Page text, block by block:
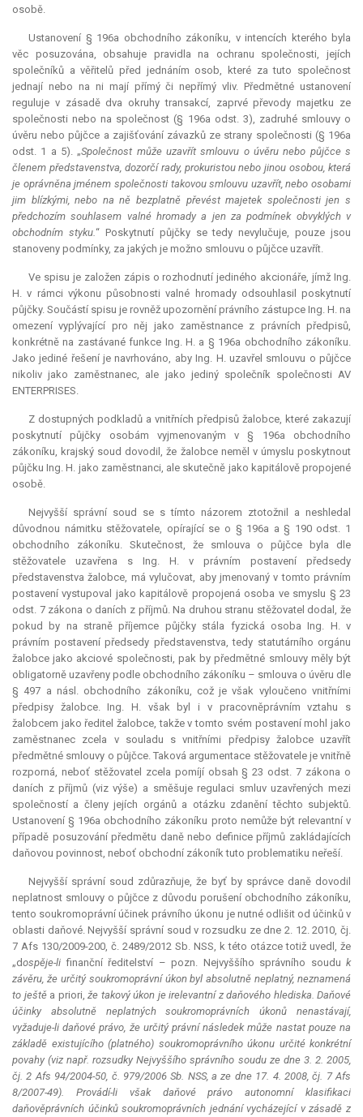
osobě.
Ustanovení § 196a obchodního zákoníku, v intencích kterého byla
věc posuzována, obsahuje pravidla na ochranu společnosti, jejích
společníků a věřitelů před jednáním osob, které za tuto společnost
jednají nebo na ni mají přímý či nepřímý vliv. Předmětné ustanovení
reguluje v zásadě dva okruhy transakcí, zaprvé převody majetku ze
společnosti nebo na společnost (§ 196a odst. 3), zadruhé smlouvy o
úvěru nebo půjčce a zajišťování závazků ze strany společnosti (§ 196a
odst. 1 a 5). „Společnost může uzavřít smlouvu o úvěru nebo půjčce s
členem představenstva, dozorčí rady, prokuristou nebo jinou osobou, která
je oprávněna jménem společnosti takovou smlouvu uzavřít, nebo osobami
jim blízkými, nebo na ně bezplatně převést majetek společnosti jen s
předchozím souhlasem valné hromady a jen za podmínek obvyklých v
obchodním styku.“ Poskytnutí půjčky se tedy nevylučuje, pouze jsou
stanoveny podmínky, za jakých je možno smlouvu o půjčce uzavřít.
Ve spisu je založen zápis o rozhodnutí jediného akcionáře, jímž Ing.
H. v rámci výkonu působnosti valné hromady odsouhlasil poskytnutí
půjčky. Součástí spisu je rovněž upozornění právního zástupce Ing. H. na
omezení vyplývající pro něj jako zaměstnance z právních předpisů,
konkrétně na zastávané funkce Ing. H. a § 196a obchodního zákoníku.
Jako jediné řešení je navrhováno, aby Ing. H. uzavřel smlouvu o půjčce
nikoliv jako zaměstnanec, ale jako jediný společník společnosti AV
ENTERPRISES.
Z dostupných podkladů a vnitřních předpisů žalobce, které zakazují
poskytnutí půjčky osobám vyjmenovaným v § 196a obchodního
zákoníku, krajský soud dovodil, že žalobce neměl v úmyslu poskytnout
půjčku Ing. H. jako zaměstnanci, ale skutečně jako kapitálově propojené
osobě.
Nejvyšší správní soud se s tímto názorem ztotožnil a neshledal
důvodnou námitku stěžovatele, opírající se o § 196a a § 190 odst. 1
obchodního zákoníku. Skutečnost, že smlouva o půjčce byla dle
stěžovatele uzavřena s Ing. H. v právním postavení předsedy
představenstva žalobce, má vylučovat, aby jmenovaný v tomto právním
postavení vystupoval jako kapitálově propojená osoba ve smyslu § 23
odst. 7 zákona o daních z příjmů. Na druhou stranu stěžovatel dodal, že
pokud by na straně příjemce půjčky stála fyzická osoba Ing. H. v
právním postavení předsedy představenstva, tedy statutárního orgánu
žalobce jako akciové společnosti, pak by předmětné smlouvy měly být
obligatorně uzavřeny podle obchodního zákoníku – smlouva o úvěru dle
§ 497 a násl. obchodního zákoníku, což je však vyloučeno vnitřními
předpisy žalobce. Ing. H. však byl i v pracovněprávním vztahu s
žalobcem jako ředitel žalobce, takže v tomto svém postavení mohl jako
zaměstnanec zcela v souladu s vnitřními předpisy žalobce uzavřít
předmětné smlouvy o půjčce. Taková argumentace stěžovatele je vnitřně
rozporná, neboť stěžovatel zcela pomíjí obsah § 23 odst. 7 zákona o
daních z příjmů (viz výše) a směšuje regulaci smluv uzavřených mezi
společností a členy jejích orgánů a otázku zdanění těchto subjektů.
Ustanovení § 196a obchodního zákoníku proto nemůže být relevantnív
případě posuzování předmětu daně nebo definice příjmů zakládajících
daňovou povinnost, neboť obchodní zákoník tuto problematiku neřeší.
Nejvyšší správní soud zdůrazňuje, že byť by správce daně dovodil
neplatnost smlouvy o půjčce z důvodu porušení obchodního zákoníku,
tento soukromoprávní účinek právního úkonu je nutné odlišit od účinků v
oblasti daňové. Nejvyšší správní soud v rozsudku ze dne 2. 12. 2010, čj.
7 Afs 130/2009-200, č. 2489/2012 Sb. NSS, k této otázce totiž uvedl, že
„dospěje-li finanční ředitelství – pozn. Nejvyššího správního soudu k
závěru, že určitý soukromoprávní úkon byl absolutně neplatný, neznamená
to ještě a priori, že takový úkon je irelevantní z daňového hlediska. Daňové
účinky absolutně neplatných soukromoprávních úkonů nenastávají,
vyžaduje-li daňové právo, že určitý právní následek může nastat pouze na
základě existujícího (platného) soukromoprávního úkonu určité konkrétní
povahy (viz např. rozsudky Nejvyššího správního soudu ze dne 3. 2. 2005,
čj. 2 Afs 94/2004-50, č. 979/2006 Sb. NSS, a ze dne 17. 4. 2008, čj. 7 Afs
8/2007-49). Provádí-li však daňové právo autonomní klasifikaci
daňověprávních účinků soukromoprávních jednání vycházející v zásadě z